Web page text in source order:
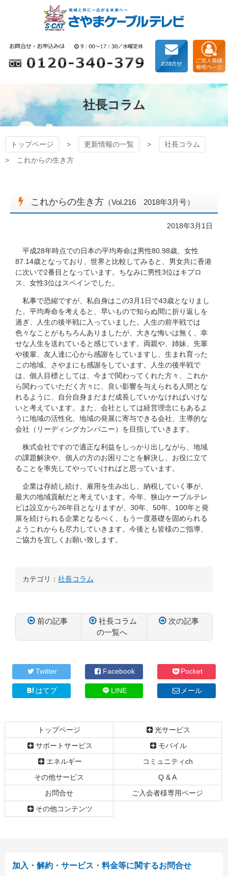
プ
狭山ケーブルテレビ
社長コラム
トップページ 更新情報の一覧
社長コラム
これからの生き方
これからの生き方（Vol.216 2018年3月号）
2018年3月1日
平成28年時点での日本の平均寿命は男性80.98歳、女性
87.14歳となっており、世界と比較してみると、男女共に香港
に次いで2番目となっています。ちなみに男性3位はキプロ
ス、女性3位はスペインでした。
私事で恐縮ですが、私自身はこの3月1日で43歳となりまし
た。平均寿命を考えると、早いもので知らぬ間に折り返しを
過ぎ、人生の後半戦に入っていました。人生の前半戦では
色々なことがもちろんありましたが、大きな悔いは無く、幸
せな人生を送れていると感じています。両親や、姉妹、先輩
や後輩、友人達に心から感謝をしていますし、生まれ育った
この地域、さやまにも感謝をしています。人生の後半戦で
は、個人目標としては、今まで関わってくれた方々、これか
ら関わっていただく方々に、良い影響を与えられる人間とな
れるように、自分自身まだまだ成長していかなければいけな
いと考えています。また、会社としては経営理念にもあるよ
うに地域の活性化、地域の発展に寄与できる会社、主導的な
会社（リーディングカンパニー）を目指していきます。
株式会社ですので適正な利益をしっかり出しながら、地域
の課題解決や、個人の方のお困りごとを解決し、お役に立て
ることを率先してやっていければと思っています。
企業は存続し続け、雇用を生み出し、納税していく事が、
最大の地域貢献だと考えています。今年、狭山ケーブルテレ
ビは設立から26年目となりますが、30年、50年、100年と発
展を続けられる企業となるべく、もう一度基礎を固められる
ようこれからも尽力していきます。今後とも皆様のご指導、
ご協力を宜しくお願い致します。
カテゴリ： 社長コラム
前の記事
社長コラム
の一覧へ
次の記事
の
へ
戻
Twitter Facebook Pocket
はてブ LINE メール
トップページ
光サービス
サポートサービス
モバイル
エネルギー
コミュニティch
その他サービス
Q & A
お問合せ
ご入会者様専用ページ
その他コンテンツ
加入・解約・サービス・料金等に関するお問合せ